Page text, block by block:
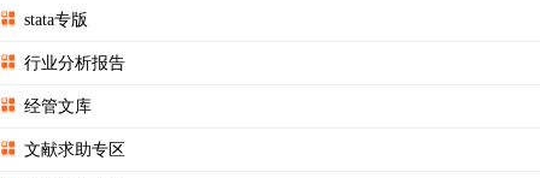
stata专版
行业分析报告
经管文库
文献求助专区